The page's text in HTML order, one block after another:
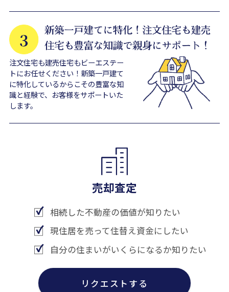
注文住宅も建売住宅もビーエステー
トにお任せください！新築一戸建て
に特化しているからこその豊富な知
識と経験で、お客様をサポートいた
します。
売却査定
相続した不動産の価値が知りたい
現住居を売って住替え資金にしたい
自分の住まいがいくらになるか知りたい
リクエストする